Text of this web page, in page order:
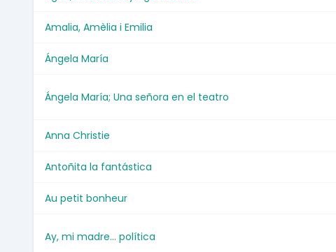
Amalia, Amèlia i Emilia
Ángela María
Ángela María; Una señora en el teatro
Anna Christie
Antoñita la fantástica
Au petit bonheur
Ay, mi madre... política